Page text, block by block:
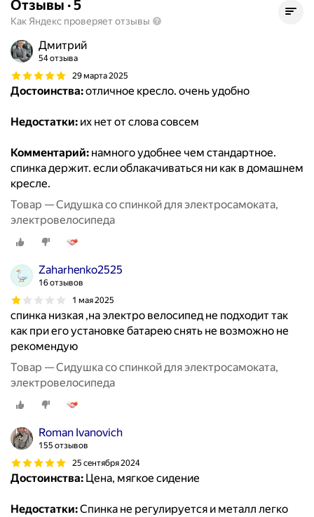
Отзывы ·5
Как Яндекс проверяет отзывы
Дмитрий
54 отзыва
29 марта 2025
Достоинства:отличное кресло. очень удобно
Недостатки: их нет от слова совсем
Комментарий: намного удобнее чем стандартное.
спинка держит. если облакачиваться ни как в домашнем
кресле.
Товар — Сидушка со спинкой для электросамоката,
электровелосипеда
Zaharhenko2525
16 отзывов
1 мая 2025
спинка низкая ,на электро велосипед не подходит так
как при его установке батарею снять не возможно не
рекомендую
Товар — Сидушка со спинкой для электросамоката,
электровелосипеда
Roman Ivanovich
155 отзывов
25 сентября 2024
Достоинства: Цена, мягкое сидение
Недостатки:Спинка не регулируется и металл легко